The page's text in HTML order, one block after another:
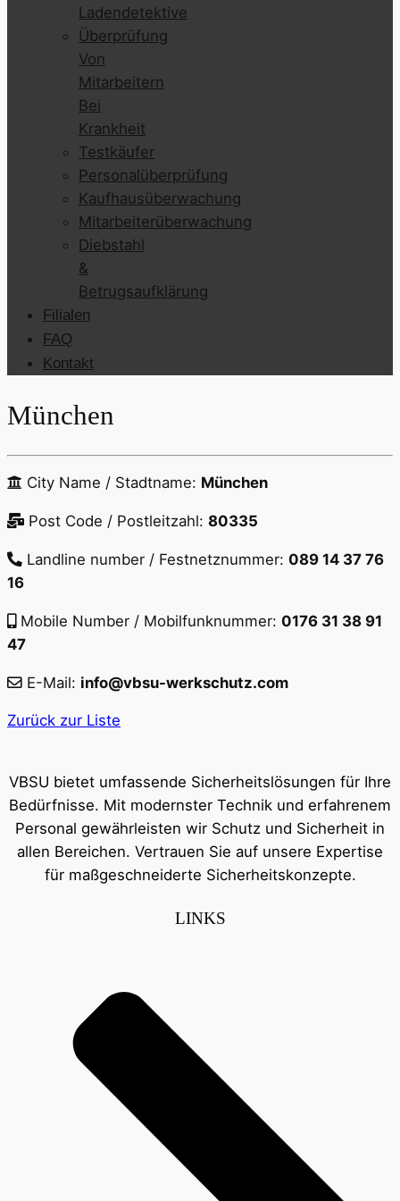
Ladendetektive
Überprüfung
Von
Mitarbeitern
Bei
Krankheit
Testkäufer
Personalüberprüfung
Kaufhausüberwachung
Mitarbeiterüberwachung
Diebstahl
&
Betrugsaufklärung
Filialen
FAQ
Kontakt
München
City Name / Stadtname: München
Post Code / Postleitzahl: 80335
Landline number / Festnetznummer: 089 14 37 76
16
Mobile Number / Mobilfunknummer: 0176 31 38 91
47
E-Mail: info@vbsu-werkschutz.com
Zurück zur Liste
VBSU bietet umfassende Sicherheitslösungen für Ihre
Bedürfnisse. Mit modernster Technik und erfahrenem
Personal gewährleisten wir Schutz und Sicherheit in
allen Bereichen. Vertrauen Sie auf unsere Expertise
für maßgeschneiderte Sicherheitskonzepte.
LINKS